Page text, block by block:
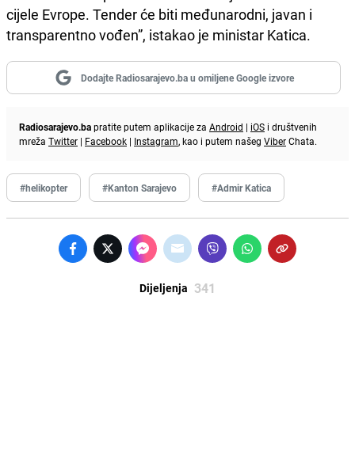
cijele Evrope. Tender će biti međunarodni, javan i
transparentno vođen”, istakao je ministar Katica.
Dodajte Radiosarajevo.ba u omiljene Google izvore
Radiosarajevo.bapratite putem aplikacije za Android | iOS i društvenih
mreža Twitter | Facebook | Instagram, kao i putem našeg ViberChata.
#helikopter #Kanton Sarajevo #Admir Katica
Dijeljenja 341